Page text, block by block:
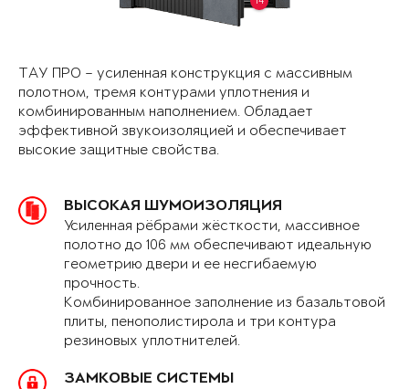
ТАУ ПРО – усиленная конструкция с массивным
полотном, тремя контурами уплотнения и
комбинированным наполнением. Обладает
эффективной звукоизоляцией и обеспечивает
высокие защитные свойства.
ВЫСОКАЯ ШУМОИЗОЛЯЦИЯ
Усиленная рёбрами жёсткости, массивное
полотно до 106 мм обеспечивают идеальную
геометрию двери и ее несгибаемую
прочность.
Комбинированное заполнение из базальтовой
плиты, пенополистирола и три контура
резиновых уплотнителей.
ЗАМКОВЫЕ СИСТЕМЫ